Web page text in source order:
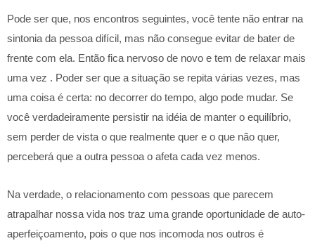
Pode ser que, nos encontros seguintes, você tente não entrar na
sintonia da pessoa difícil, mas não consegue evitar de bater de
frente com ela. Então fica nervoso de novo e tem de relaxar mais
uma vez . Poder ser que a situação se repita várias vezes, mas
uma coisa é certa: no decorrer do tempo, algo pode mudar. Se
você verdadeiramente persistir na idéia de manter o equilíbrio,
sem perder de vista o que realmente quer e o que não quer,
perceberá que a outra pessoa o afeta cada vez menos.
Na verdade, o relacionamento com pessoas que parecem
atrapalhar nossa vida nos traz uma grande oportunidade de auto-
aperfeiçoamento, pois o que nos incomoda nos outros é